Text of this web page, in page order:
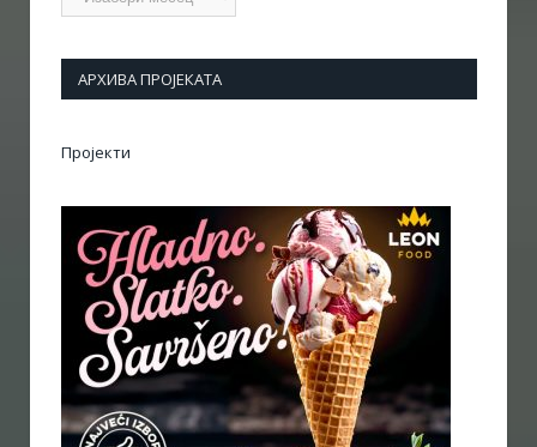
АРХИВА ПРОЈЕКАТА
Пројекти